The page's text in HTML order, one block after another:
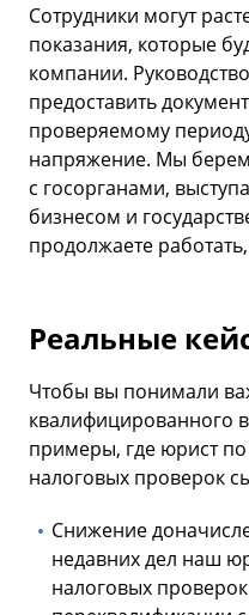
Сотрудники могут
показания, которые
компании.
предоставить
проверяемому
напряжение. Мы
с госорганами,
бизнесом и
продолжаете
Реальные
Чтобы вы понимали
квалифицированного
примеры, где юрист
налоговых проверок
Снижение
недавних дел наш
налоговых